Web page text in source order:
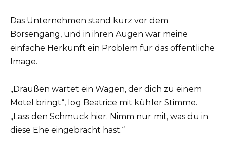
Das Unternehmen stand kurz vor dem
Börsengang, und in ihren Augen war meine
einfache Herkunft ein Problem für das öffentliche
Image.
„Draußen wartet ein Wagen, der dich zu einem
Motel bringt“, log Beatrice mit kühler Stimme.
„Lass den Schmuck hier. Nimm nur mit, was du in
diese Ehe eingebracht hast.“